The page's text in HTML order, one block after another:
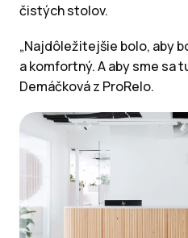
čistých stolov.
„Najdôležitejšie bolo, aby
a komfortný. A aby sme sa
Demáčková z ProRelo.